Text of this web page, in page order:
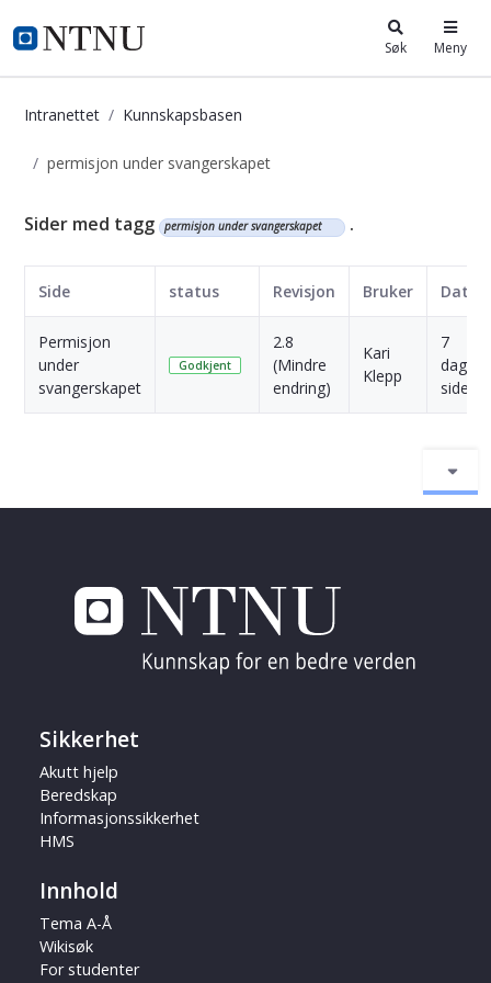
i.ntnu.no Søk Meny
Intranettet Kunnskapsbasen
permisjon under svangerskapet
Kunnskapsbasen
Sider med tagg permisjon under svangerskapet .
Side status Revisjon Bruker Dato
Permisjon
under
svangerskapet
Godkjent
2.8
(Mindre
endring)
Kari
Klepp
7
dager
siden
Sikkerhet
Akutt hjelp
Beredskap
Informasjonssikkerhet
HMS
Innhold
Tema A-Å
Wikisøk
For studenter